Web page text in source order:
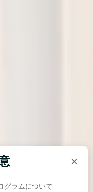
×
グラムについて